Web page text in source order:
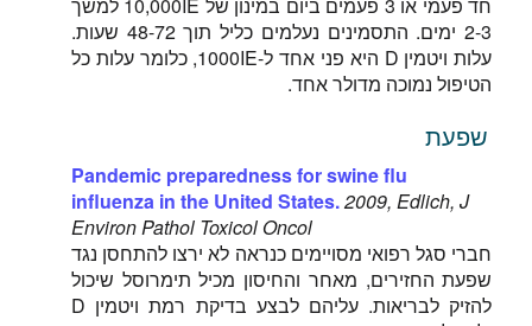
2-3 ימים. התסמינים נעלמים כליל תוך 48-72 שעות.
עלות ויטמין D היא פני אחד ל-1000IE, כלומר עלות כל
הטיפול נמוכה מדולר אחד.
שפעת
Pandemic preparedness for swine flu
influenza in the United States.2009, Edlich, J
Environ Pathol Toxicol Oncol
חברי סגל רפואי מסויימים כנראה לא ירצו להתחסן נגד
שפעת החזירים, מאחר והחיסון מכיל תימרוסל שיכול
להזיק לבריאות. עליהם לבצע בדיקת רמת ויטמין D